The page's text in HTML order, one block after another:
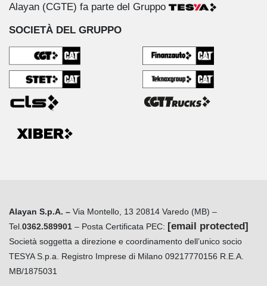
Alayan (CGTE) fa parte del Gruppo
SOCIETÀ DEL GRUPPO
Alayan S.p.A. – Via Montello, 13 20814 Varedo (MB) –
Tel. 0362.589901 – Posta Certificata PEC: [email protected]
Società soggetta a direzione e coordinamento dell’unico socio
TESYA S.p.a. Registro Imprese di Milano 09217770156 R.E.A.
MB/1875031